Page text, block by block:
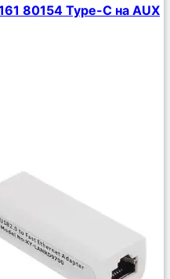
80154 Type-C на AUX